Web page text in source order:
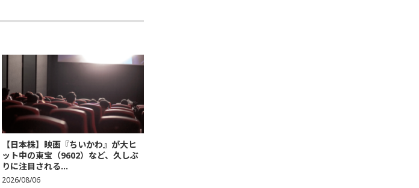
【日本株】映画『ちいかわ』が大ヒ
ット中の東宝（9602）など、久しぶ
りに注目される...
2026/08/06